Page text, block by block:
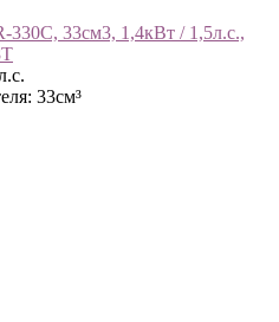
33см3, 1,4кВт / 1,5л.с.,
33см³